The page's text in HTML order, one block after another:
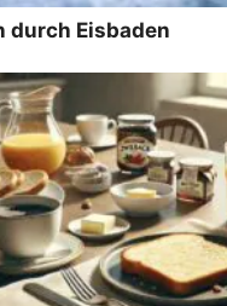
durch Eisbaden